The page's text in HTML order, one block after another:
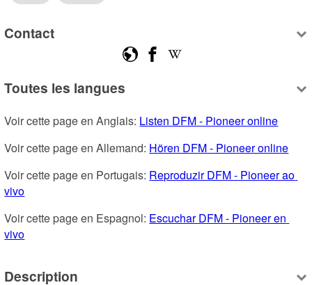
Contact
Toutes les langues
Voir cette page en Anglais: Listen DFM - Pioneer online
Voir cette page en Allemand: Hören DFM - Pioneer online
Voir cette page en Portugais: Reproduzir DFM - Pioneer ao
vivo
Voir cette page en Espagnol: Escuchar DFM - Pioneer en
vivo
Description